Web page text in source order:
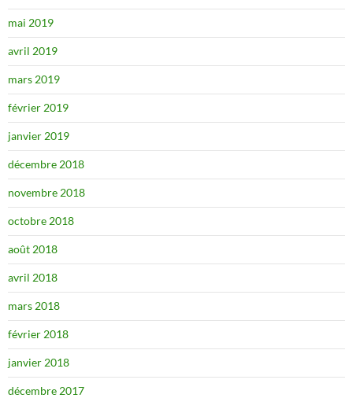
mai 2019
avril 2019
mars 2019
février 2019
janvier 2019
décembre 2018
novembre 2018
octobre 2018
août 2018
avril 2018
mars 2018
février 2018
janvier 2018
décembre 2017